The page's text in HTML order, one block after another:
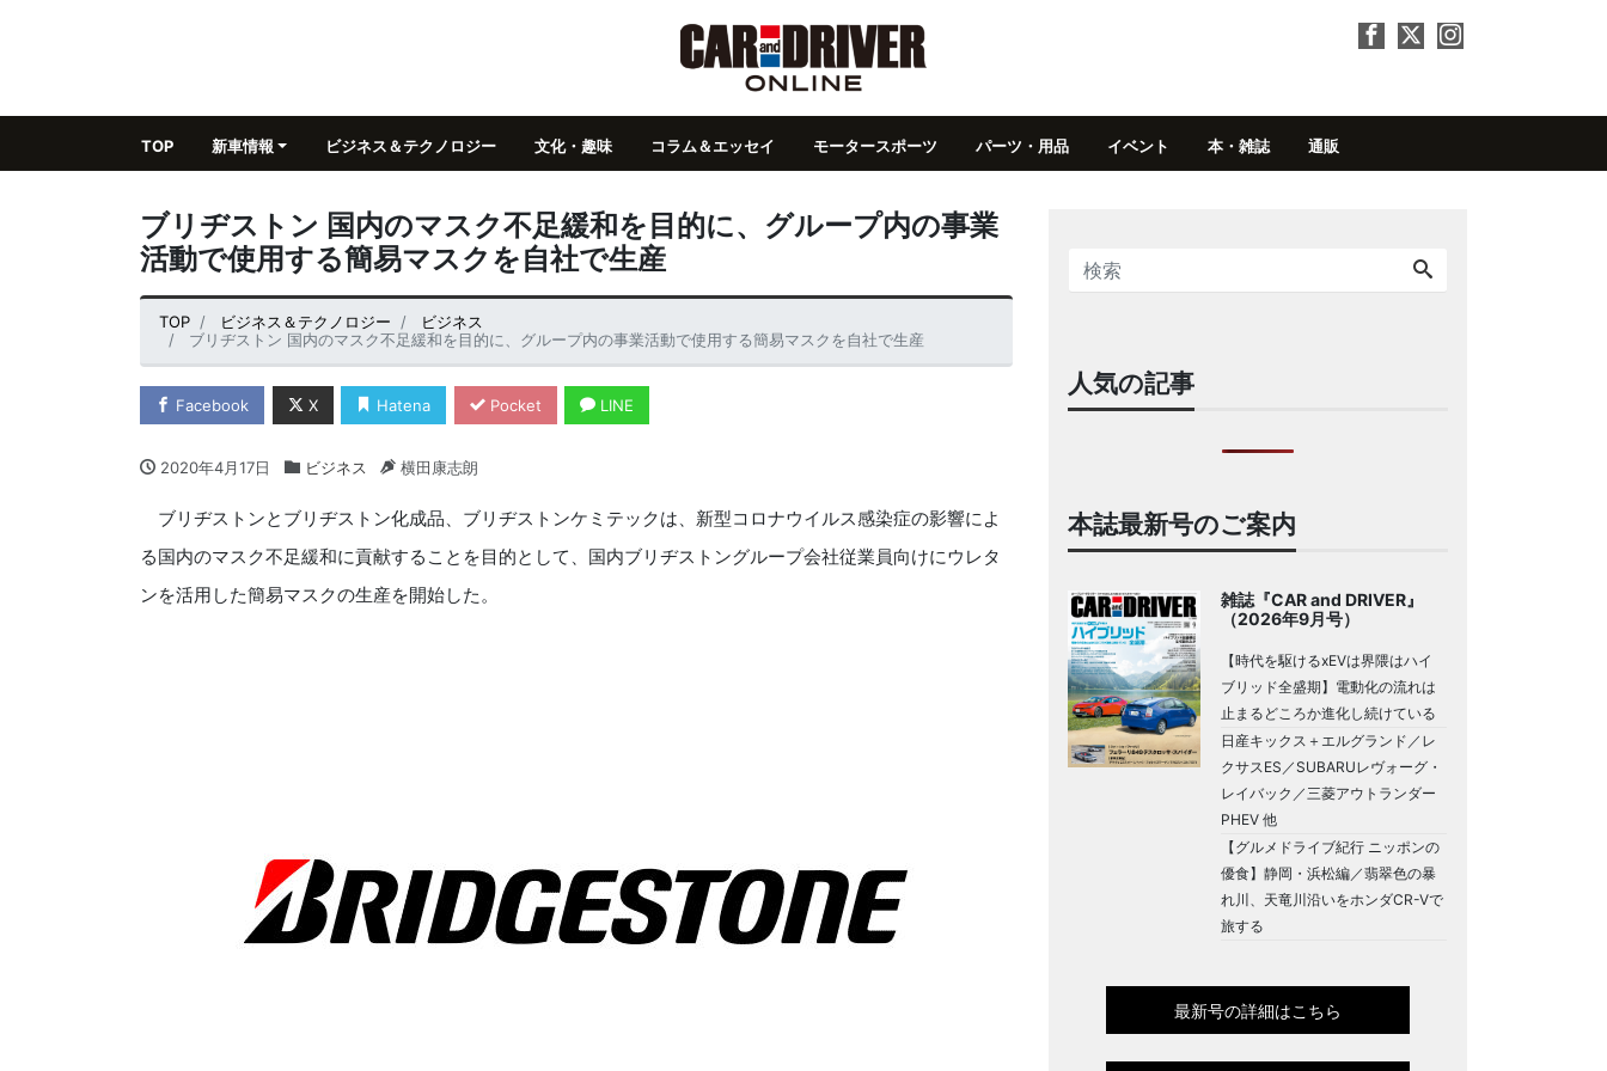
TOP 新車情報 ビジネス＆テクノロジー 文化・趣味 コラム＆エッセイ モータースポーツ パーツ・用品 イベント 本・雑誌 通販
ブリヂストン 国内のマスク不足緩和を目的に、グループ内の事業
活動で使用する簡易マスクを自社で生産
TOP ビジネス＆テクノロジー
ビジネス
ブリヂストン 国内のマスク不足緩和を目的に、グループ内の事業活動で使用する簡易マスクを自社で生産
Facebook X Hatena Pocket LINE
2020年4月17日 ビジネス 横田康志朗
ブリヂストンとブリヂストン化成品、ブリヂストンケミテックは、新型コロナウイルス感染症の影響によ
る国内のマスク不足緩和に貢献することを目的として、国内ブリヂストングループ会社従業員向けにウレタ
ンを活用した簡易マスクの生産を開始した。
人気の記事
本誌最新号のご案内
雑誌『CAR and DRIVER』
（2026年9月号）
【時代を駆けるxEVは界隈はハイ
ブリッド全盛期】電動化の流れは
止まるどころか進化し続けている
日産キックス＋エルグランド／レ
クサスES／SUBARUレヴォーグ・
レイバック／三菱アウトランダー
PHEV 他
【グルメドライブ紀行 ニッポンの
優食】静岡・浜松編／翡翠色の暴
れ川、天竜川沿いをホンダCR-Vで
旅する
最新号の詳細はこちら